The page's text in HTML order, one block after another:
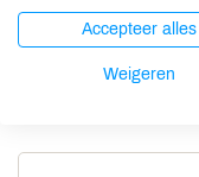
Weekdieren
Accepteer alles
Weigeren